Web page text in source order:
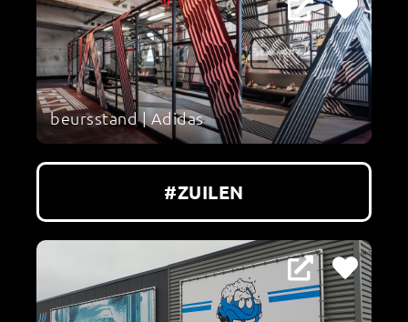
beursstand | Adidas
#ZUILEN